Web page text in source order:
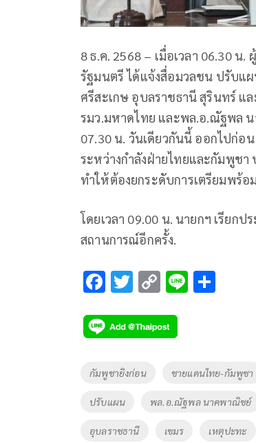
8 ธ.ค. 2568 – เมื่อเวลา 06.30 น
รัฐมนตรี ได้แจ้งสื่อมวลชน ปรับแ
ศรีสะเกษ อุบลราชธานี สุรินทร์
รมว.มหาดไทย และพล.อ.ณัฐพล
07.30 น. วันเดียวกันนี้ ออกไปก่อ
ระหว่างกำลังฝ่ายไทยและกัมพูช
ทำให้ต้องยกระดับการเตรียมพร้อ
โดยเวลา 09.00 น. นายกฯ เรียก
สถานการณ์อีกครั้ง.
F
e
b
o
k
T
tt
er
C
p
y
Li
k
Li
Tags
กัมพูชายิงก่อน ชายแดนไทย-กัมพูชา
ปรับแผน พล.อ.ณัฐพล นาคพาณิชย์
อุบลราชธานี เขมร เหตุปะทะ